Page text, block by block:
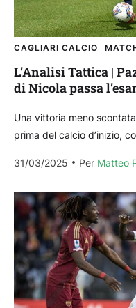
CAGLIARI CALCIO
L’Analisi Tattica |
di Nicola passa
Una vittoria meno
prima del calcio d’inizio,
31/03/2025
Per Matteo